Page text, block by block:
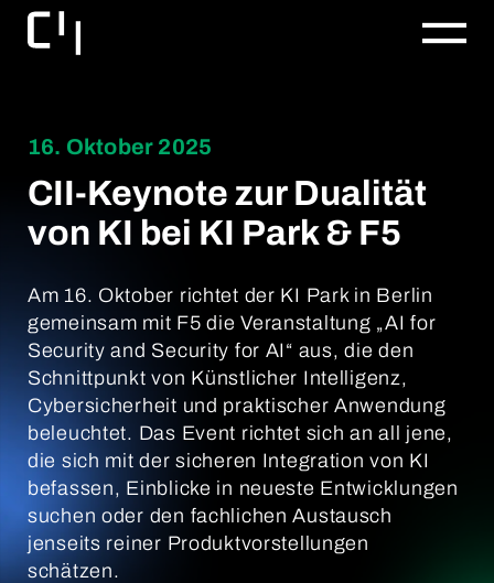
16. Oktober 2025
CII-Keynote zur Dualität
von KI bei KI Park & F5
Am 16. Oktober richtet der KI Park in Berlin
gemeinsam mit F5 die Veranstaltung „AI for
Security and Security for AI“ aus, die den
Schnittpunkt von Künstlicher Intelligenz,
Cybersicherheit und praktischer Anwendung
beleuchtet. Das Event richtet sich an all jene,
die sich mit der sicheren Integration von KI
befassen, Einblicke in neueste Entwicklungen
suchen oder den fachlichen Austausch
jenseits reiner Produktvorstellungen
schätzen.